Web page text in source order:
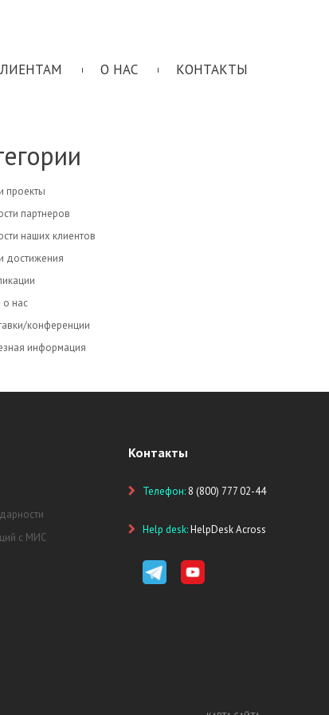
О НАС КОНТАКТЫ
проекты
партнеров
наших клиентов
достижения
нас
конференции
информация
с МИС
Контакты
Телефон: 8 (800) 777 02-44
Help desk:HelpDesk Across